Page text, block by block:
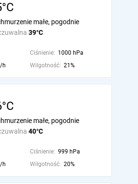
39°C
małe, pogodnie
Ciśnienie: 1000 hPa
h Wilgotność: 21%
40°C
małe, pogodnie
Ciśnienie: 999 hPa
h Wilgotność: 20%